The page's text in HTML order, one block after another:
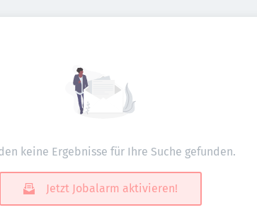
keine Ergebnisse für Ihre Suche gefunden.
Jetzt Jobalarm aktivieren!